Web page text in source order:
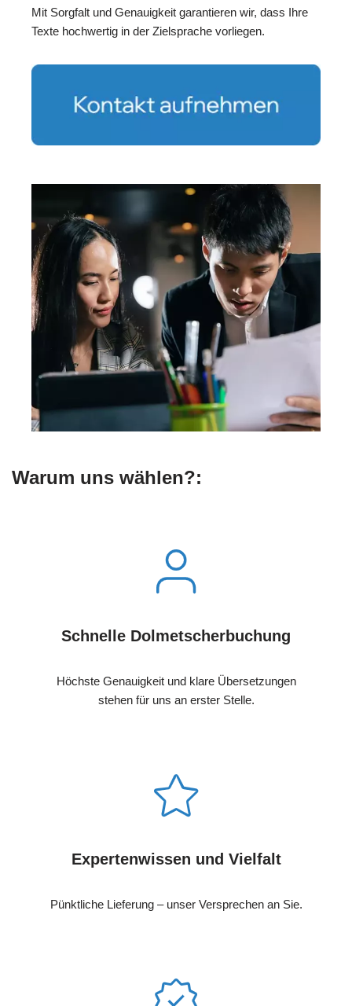
Mit Sorgfalt und Genauigkeit garantieren wir, dass Ihre
Texte hochwertig in der Zielsprache vorliegen.
Warum uns wählen?:
Schnelle Dolmetscherbuchung
Höchste Genauigkeit und klare Übersetzungen
stehen für uns an erster Stelle.
Expertenwissen und Vielfalt
Pünktliche Lieferung – unser Versprechen an Sie.